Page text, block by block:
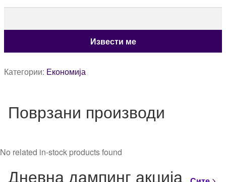
Категории: Економија
Поврзани производи
No related in-stock products found
Дневна дампинг акција